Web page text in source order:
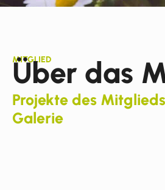
MITGLIED
Über das
Projekte des Mitglieds
Galerie